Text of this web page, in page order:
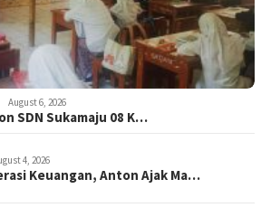
August 6, 2026
SDN Sukamaju 08 K…
4, 2026
Keuangan, Anton Ajak Ma…